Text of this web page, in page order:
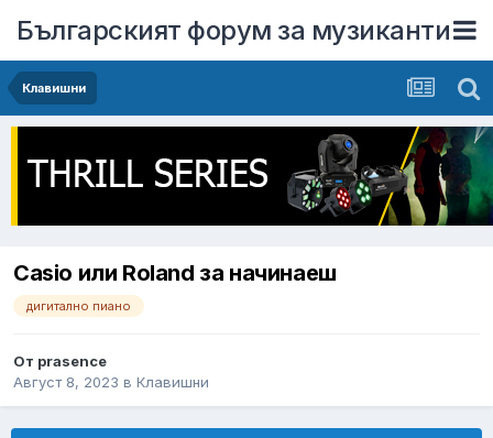
Българският форум за музиканти
Клавишни
Casio или Roland за начинаеш
дигитално пиано
От prasence
Август 8, 2023 в Клавишни